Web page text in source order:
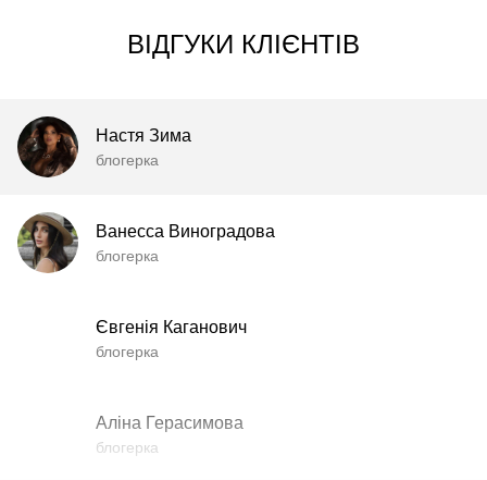
ВІДГУКИ КЛІЄНТІВ
Настя Зима
блогерка
Ванесса Виноградова
блогерка
Євгенія Каганович
блогерка
Аліна Герасимова
блогерка